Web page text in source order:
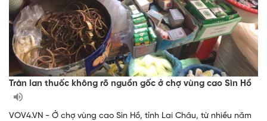
Tràn lan thuốc không rõ nguồn gốc ở chợ vùng cao Sìn Hồ
VOV4.VN - Ở chợ vùng cao Sìn Hồ, tỉnh Lai Châu, từ nhiều năm